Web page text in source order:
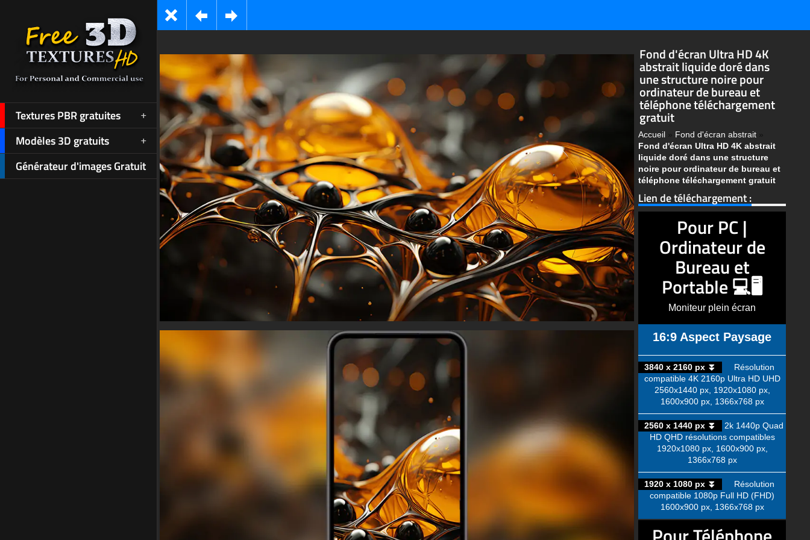
Textures PBR gratuites
Modèles 3D gratuits
Générateur d'images Gratuit
Fond d'écran Ultra HD 4K
abstrait liquide doré dans
une structure noire pour
ordinateur de bureau et
téléphone téléchargement
gratuit
Accueil » Fond d'écran abstrait »
Fond d'écran Ultra HD 4K abstrait
liquide doré dans une structure
noire pour ordinateur de bureau et
téléphone téléchargement gratuit
Lien de téléchargement :
Pour PC |
Ordinateur de
Bureau et
Portable 💻🖥️
Moniteur plein écran
16:9 Aspect Paysage
3840 x 2160 px ⏬
Résolution
compatible 4K 2160p Ultra HD UHD
2560x1440 px, 1920x1080 px,
1600x900 px, 1366x768 px
2560 x 1440 px ⏬
2k 1440p Quad
HD QHD résolutions compatibles
1920x1080 px, 1600x900 px,
1366x768 px
1920 x 1080 px ⏬
Résolution
compatible 1080p Full HD (FHD)
1600x900 px, 1366x768 px